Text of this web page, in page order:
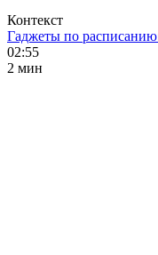
Контекст
Гаджеты по
02:55
2 мин